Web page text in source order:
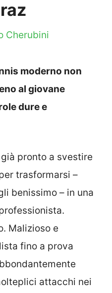
Cherubini
moderno non
al giovane
dure e
pronto a svestire
trasformarsi –
benissimo – in una
Malizioso e
fino a prova
attacchi nei